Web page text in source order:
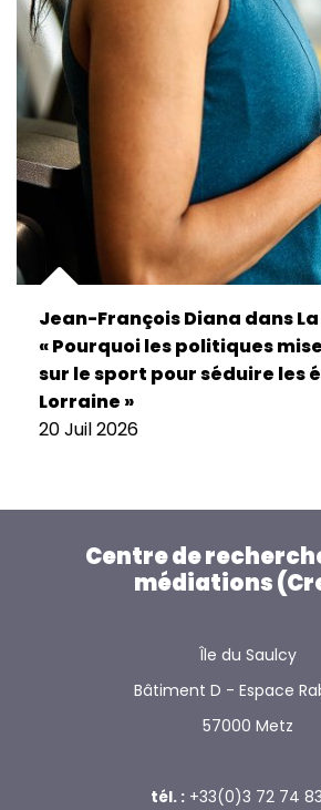
Jean-François Diana dans
« Pourquoi les politiques
sur le sport pour séduire les
Lorraine »
20 Juil 2026
Centre de
médiations
Île du Saulcy
Bâtiment D - Espace
57000 Metz
tél. : +33(0)3 72 74